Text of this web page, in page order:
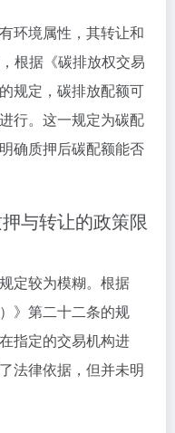
环境属性，其转让和
根据《碳排放权交易
规定，碳排放配额可
行。这一规定为碳配
确质押后碳配额能否
与转让的政策限
定较为模糊。根据
》第二十二条的规
指定的交易机构进
法律依据，但并未明